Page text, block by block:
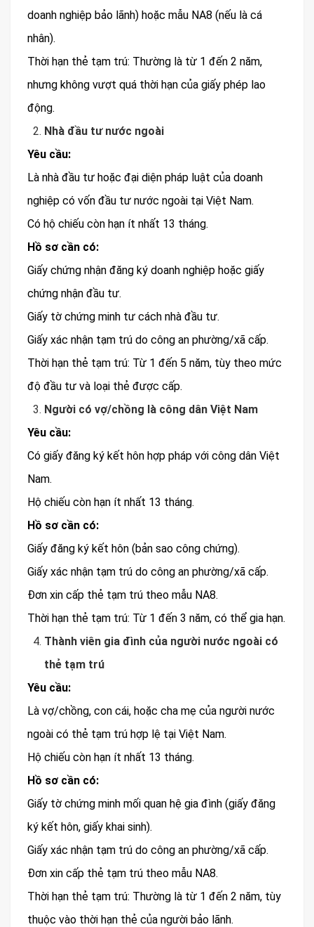
doanh nghiệp bảo lãnh) hoặc mẫu NA8 (nếu là cá
nhân).
Thời hạn thẻ tạm trú: Thường là từ 1 đến 2 năm,
nhưng không vượt quá thời hạn của giấy phép lao
động.
Nhà đầu tư nước ngoài
Yêu cầu:
Là nhà đầu tư hoặc đại diện pháp luật của doanh
nghiệp có vốn đầu tư nước ngoài tại Việt Nam.
Có hộ chiếu còn hạn ít nhất 13 tháng.
Hồ sơ cần có:
Giấy chứng nhận đăng ký doanh nghiệp hoặc giấy
chứng nhận đầu tư.
Giấy tờ chứng minh tư cách nhà đầu tư.
Giấy xác nhận tạm trú do công an phường/xã cấp.
Thời hạn thẻ tạm trú: Từ 1 đến 5 năm, tùy theo mức
độ đầu tư và loại thẻ được cấp.
Người có vợ/chồng là công dân Việt Nam
Yêu cầu:
Có giấy đăng ký kết hôn hợp pháp với công dân Việt
Nam.
Hộ chiếu còn hạn ít nhất 13 tháng.
Hồ sơ cần có:
Giấy đăng ký kết hôn (bản sao công chứng).
Giấy xác nhận tạm trú do công an phường/xã cấp.
Đơn xin cấp thẻ tạm trú theo mẫu NA8.
Thời hạn thẻ tạm trú: Từ 1 đến 3 năm, có thể gia hạn.
Thành viên gia đình của người nước ngoài có
thẻ tạm trú
Yêu cầu:
Là vợ/chồng, con cái, hoặc cha mẹ của người nước
ngoài có thẻ tạm trú hợp lệ tại Việt Nam.
Hộ chiếu còn hạn ít nhất 13 tháng.
Hồ sơ cần có:
Giấy tờ chứng minh mối quan hệ gia đình (giấy đăng
ký kết hôn, giấy khai sinh).
Giấy xác nhận tạm trú do công an phường/xã cấp.
Đơn xin cấp thẻ tạm trú theo mẫu NA8.
Thời hạn thẻ tạm trú: Thường là từ 1 đến 2 năm, tùy
thuộc vào thời hạn thẻ của người bảo lãnh.